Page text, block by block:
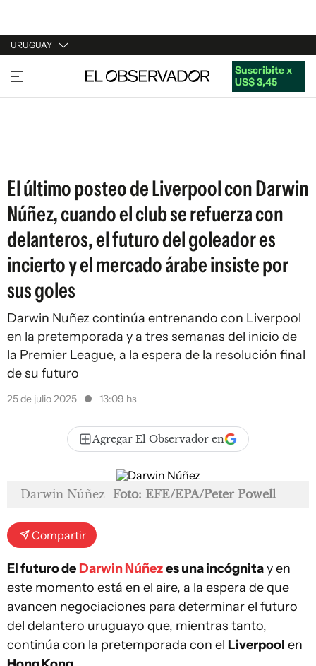
URUGUAY
URUGUAY
ARGENTINA
Suscribite x
US$ 3,45
El último posteo de Liverpool con Darwin
Núñez, cuando el club se refuerza con
delanteros, el futuro del goleador es
incierto y el mercado árabe insiste por
sus goles
Darwin Nuñez continúa entrenando con Liverpool
en la pretemporada y a tres semanas del inicio de
la Premier League, a la espera de la resolución final
de su futuro
25 de julio 2025 13:09 hs
Agregar El Observador en
Darwin Núñez Foto: EFE/EPA/Peter Powell
Compartir
El futuro de Darwin Núñezes una incógnitay en
este momento está en el aire, a la espera de que
avancen negociaciones para determinar el futuro
del delantero uruguayo que, mientras tanto,
continúa con la pretemporada con el Liverpool en